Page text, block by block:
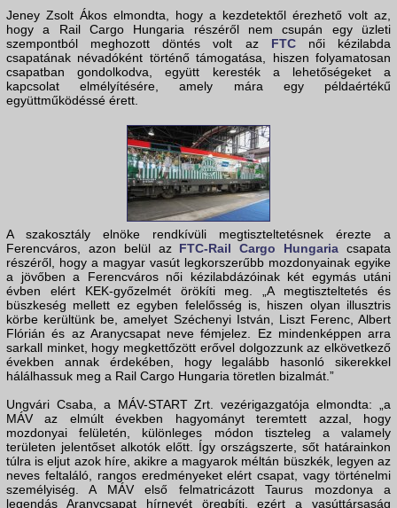
Jeney Zsolt Ákos elmondta, hogy a kezdetektől érezhető volt az,
hogy a Rail Cargo Hungaria részéről nem csupán egy üzleti
szempontból meghozott döntés volt az FTCnői kézilabda
csapatának névadóként történő támogatása, hiszen folyamatosan
csapatban gondolkodva, együtt keresték a lehetőségeket a
kapcsolat elmélyítésére, amely mára egy példaértékű
együttműködéssé érett.
A szakosztály elnöke rendkívüli megtiszteltetésnek érezte a
Ferencváros, azon belül az FTC-Rail Cargo Hungaria csapata
részéről, hogy a magyar vasút legkorszerűbb mozdonyainak egyike
a jövőben a Ferencváros női kézilabdázóinak két egymás utáni
évben elért KEK-győzelmét örökíti meg. „A megtiszteltetés és
büszkeség mellett ez egyben felelősség is, hiszen olyan illusztris
körbe kerültünk be, amelyet Széchenyi István, Liszt Ferenc, Albert
Flórián és az Aranycsapat neve fémjelez. Ez mindenképpen arra
sarkall minket, hogy megkettőzött erővel dolgozzunk az elkövetkező
években annak érdekében, hogy legalább hasonló sikerekkel
hálálhassuk meg a Rail Cargo Hungaria töretlen bizalmát.”
Ungvári Csaba, a MÁV-START Zrt. vezérigazgatója elmondta: „a
MÁV az elmúlt években hagyományt teremtett azzal, hogy
mozdonyai felületén, különleges módon tiszteleg a valamely
területen jelentőset alkotók előtt. Így országszerte, sőt határainkon
túlra is eljut azok híre, akikre a magyarok méltán büszkék, legyen az
neves feltaláló, rangos eredményeket elért csapat, vagy történelmi
személyiség. A MÁV első felmatricázott Taurus mozdonya a
legendás Aranycsapat hírnevét öregbíti, ezért a vasúttársaság